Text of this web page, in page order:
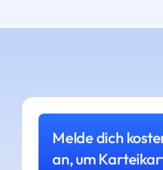
Melde dich
an, um